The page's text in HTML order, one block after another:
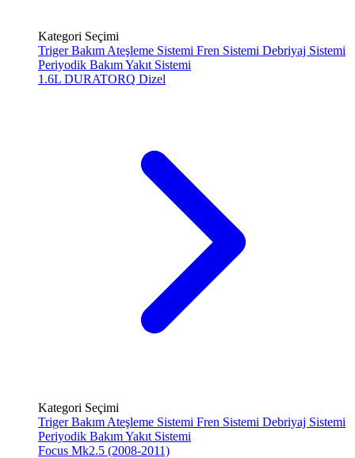
Kategori Seçimi
Triger Bakım Ateşleme Sistemi Fren Sistemi Debriyaj Sistemi
Periyodik BakımYakıt Sistemi
1.6L DURATORQ Dizel
Kategori Seçimi
Triger Bakım Ateşleme Sistemi Fren Sistemi Debriyaj Sistemi
Periyodik BakımYakıt Sistemi
Focus Mk2.5 (2008-2011)